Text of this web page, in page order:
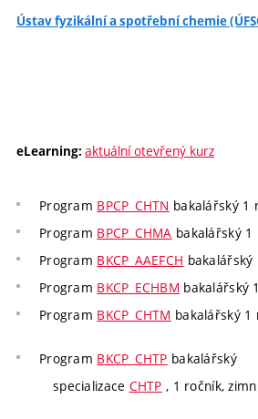
Ústav fyzikální a spotřební chemie
eLearning: aktuální otevřený kurz
Program BPCP_CHTN bakalářský 1
Program BPCP_CHMA bakalářský
Program BKCP_AAEFCH
Program BKCP_ECHBM bakalářský
Program BKCP_CHTM bakalářský 1
Program BKCP_CHTP bakalářský
specializace CHTP , 1 ročník,